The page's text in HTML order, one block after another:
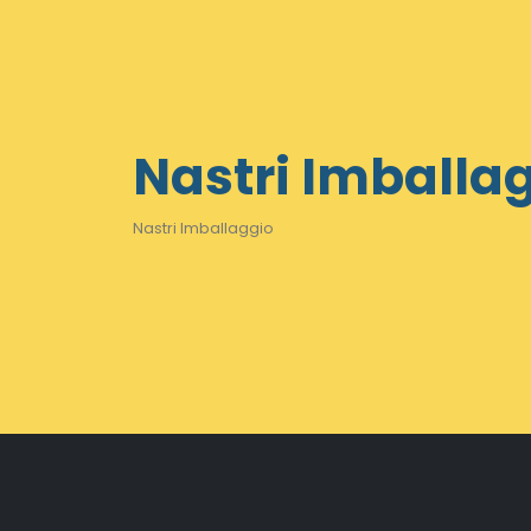
Nastri
Nastri Imballaggio